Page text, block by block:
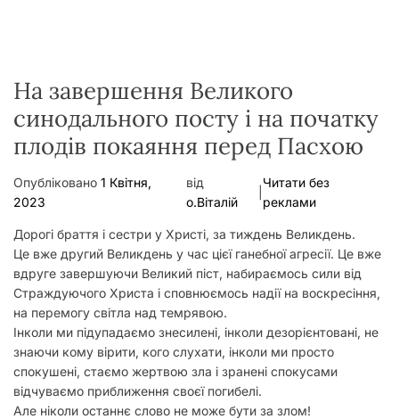
о
р
е
ж
На завершення Великого
синодального посту і на початку
плодів покаяння перед Пасхою
Опубліковано 1 Квітня,
2023
від
о.Віталій
Читати без
реклами
Дорогі браття і сестри у Христі, за тиждень Великдень.
Це вже другий Великдень у час цієї ганебної агресії. Це вже
вдруге завершуючи Великий піст, набираємось сили від
Страждуючого Христа і сповнюємось надії на воскресіння,
на перемогу світла над темрявою.
Інколи ми підупадаємо знесилені, інколи дезорієнтовані, не
знаючи кому вірити, кого слухати, інколи ми просто
спокушені, стаємо жертвою зла і зранені спокусами
відчуваємо приближення своєї погибелі.
Але ніколи останнє слово не може бути за злом!